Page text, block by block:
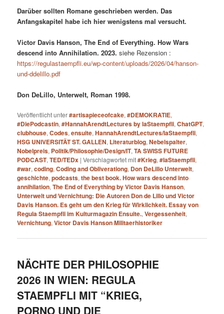
Darüber sollten Romane geschrieben werden. Das
Anfangskapitel habe ich hier wenigstens mal versucht.
Victor Davis Hanson, The End of Everything. How Wars
descend into Annihilation. 2023. siehe Rezension :
https://regulastaempfli.eu/wp-content/uploads/2026/04/hanson-
und-ddelillo.pdf
Don DeLillo, Unterwelt, Roman 1998.
Veröffentlicht unter#artisapieceofcake,#DEMOKRATIE,
#DiePodcastin,#HannahArendtLectures by laStaempfli,ChatGPT,
clubhouse,Codes,ensuite,HannahArendtLectures/laStaempfli,
HSG UNIVERSITÄT ST. GALLEN, Literaturblog,Nebelspalter,
Nobelpreis, Politik/Philosophie/Design/IT,TA SWISS FUTURE
PODCAST,TED/TEDx |Verschlagwortet mit#Krieg,#laStaempfli,
#war,coding,Coding and Obliverationg, Don DeLillo Unterwelt,
geschichte,podcasts,the best book. How wars descend into
annihilation,The End of Everything by Victor Davis Hanson,
Unterwelt und Vernichtung: Die Autoren Don de Lillo und Victor
Davis Hanson. Es geht um den Krieg für Wirklichkeit. Essay von
Regula Staempfli im Kulturmagazin Ensuite.,Vergessenheit,
Vernichtung,Victor Davis Hanson Militaerhistoriker
NÄCHTE DER PHILOSOPHIE
2026 IN WIEN: REGULA
STAEMPFLI MIT “KRIEG,
PORNO UND DIE